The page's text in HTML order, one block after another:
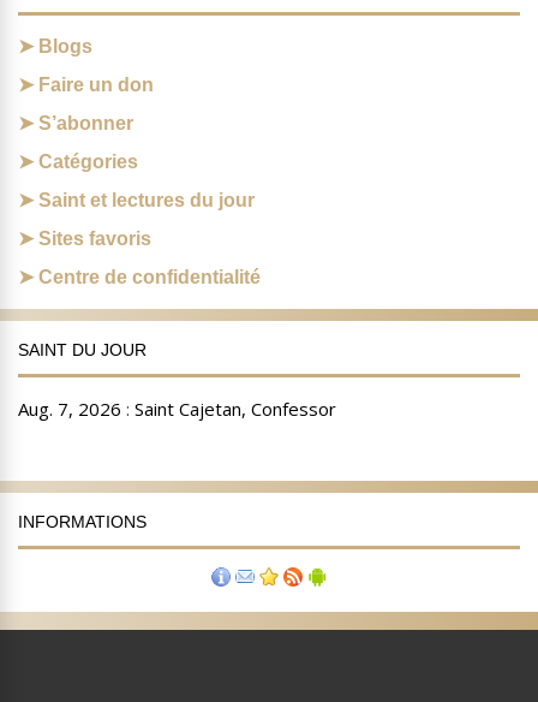
Blogs
Faire un don
S’abonner
Catégories
Saint et lectures du jour
Sites favoris
Centre de confidentialité
SAINT DU JOUR
INFORMATIONS